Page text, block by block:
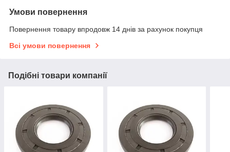
Умови повернення
Повернення товару впродовж 14 днів за рахунок покупця
Всі умови повернення
Подібні товари компанії